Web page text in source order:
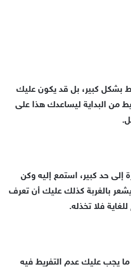
بشكل كبير، بل قد يكون عليك
من البداية ليساعدك هذا على
إلى حد كبير، استمع إليه وكن
يشعر بالغربة كذلك عليك أن تعرف
فلا تخذله.
يجب عليك عدم التفريط فيه